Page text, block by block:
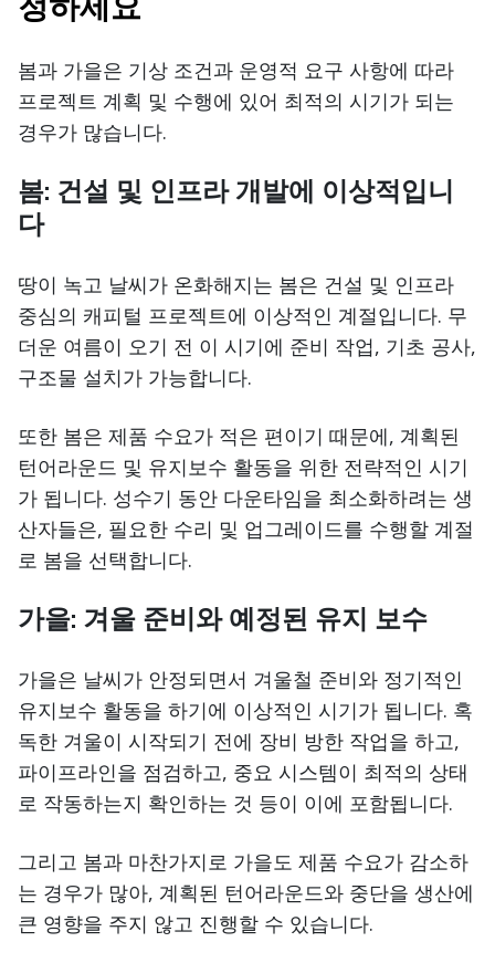
봄과 가을은 기상 조건과 운영적 요구 사항에 따라
프로젝트 계획 및 수행에 있어 최적의 시기가 되는
경우가 많습니다.
봄: 건설 및 인프라 개발에 이상적입니
다
땅이 녹고 날씨가 온화해지는 봄은 건설 및 인프라
중심의 캐피털 프로젝트에 이상적인 계절입니다. 무
더운 여름이 오기 전 이 시기에 준비 작업, 기초 공사,
구조물 설치가 가능합니다.
또한 봄은 제품 수요가 적은 편이기 때문에, 계획된
턴어라운드 및 유지보수 활동을 위한 전략적인 시기
가 됩니다. 성수기 동안 다운타임을 최소화하려는 생
산자들은, 필요한 수리 및 업그레이드를 수행할 계절
로 봄을 선택합니다.
가을: 겨울 준비와 예정된 유지 보수
가을은 날씨가 안정되면서 겨울철 준비와 정기적인
유지보수 활동을 하기에 이상적인 시기가 됩니다. 혹
독한 겨울이 시작되기 전에 장비 방한 작업을 하고,
파이프라인을 점검하고, 중요 시스템이 최적의 상태
로 작동하는지 확인하는 것 등이 이에 포함됩니다.
그리고 봄과 마찬가지로 가을도 제품 수요가 감소하
는 경우가 많아, 계획된 턴어라운드와 중단을 생산에
큰 영향을 주지 않고 진행할 수 있습니다.